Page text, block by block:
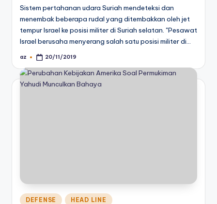
Sistem pertahanan udara Suriah mendeteksi dan
menembak beberapa rudal yang ditembakkan oleh jet
tempur Israel ke posisi militer di Suriah selatan. "Pesawat
Israel berusaha menyerang salah satu posisi militer di…
Posted
az 20/11/2019
Posted
DEFENSE HEAD LINE